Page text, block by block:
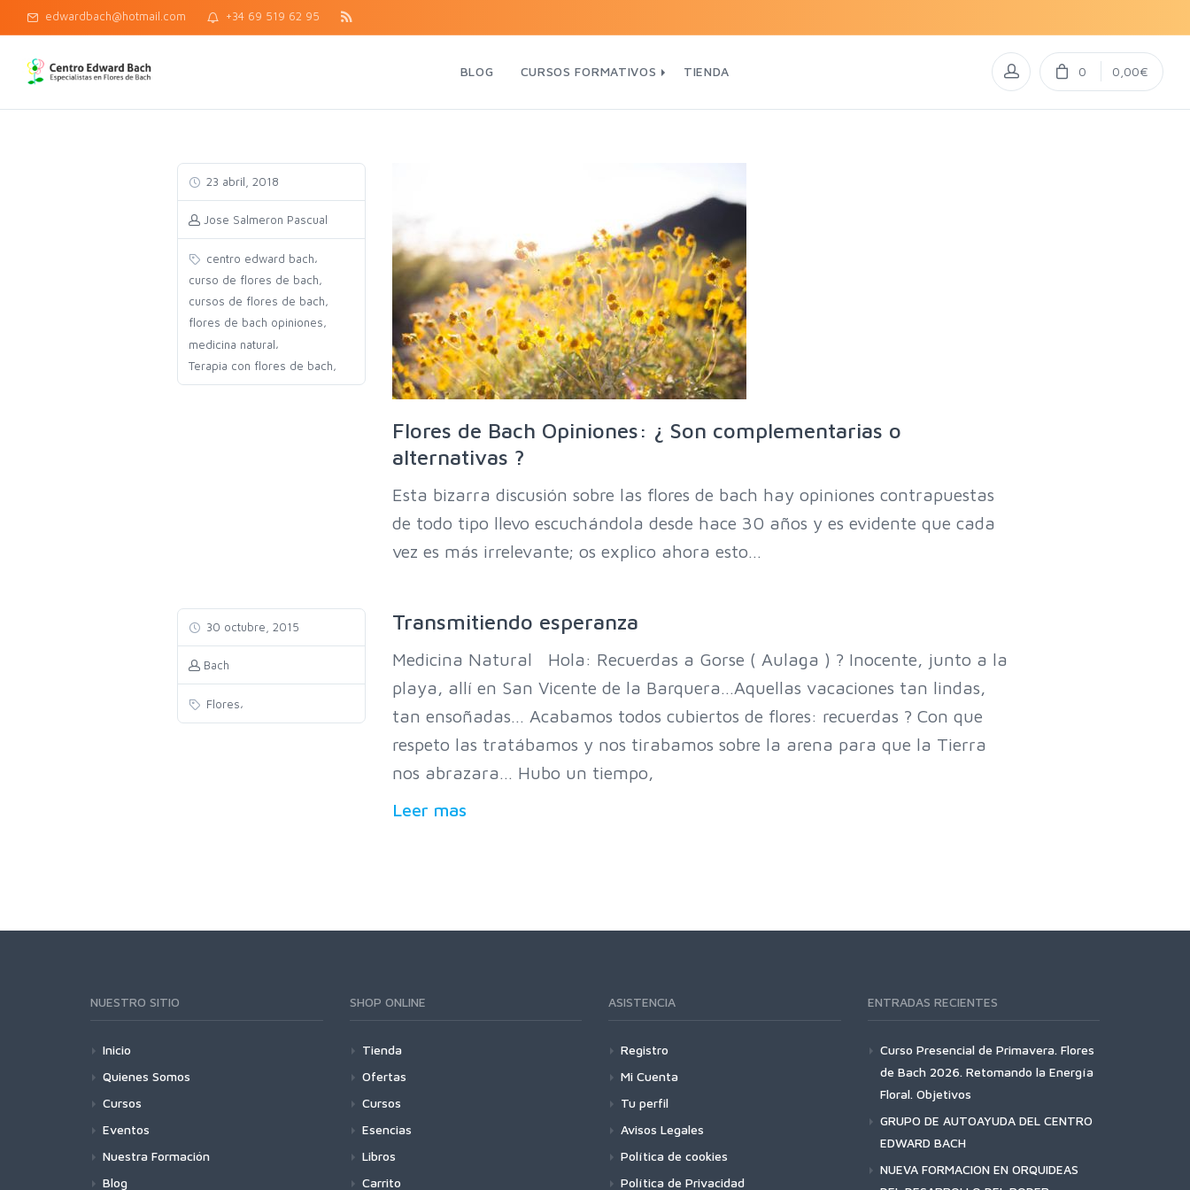
edwardbach@hotmail.com +34 69 519 62 95
BLOG CURSOS FORMATIVOS TIENDA 0 0,00€
23 abril, 2018
Jose Salmeron Pascual
centro edward bach,
curso de flores de bach
cursos de flores de bach
flores de bach opiniones
medicina natural,
Terapia con flores de bach
Flores de Bach Opiniones: ¿ Son complementarias o
alternativas ?
Esta bizarra discusión sobre las flores de bach hay opiniones contrapuestas
de todo tipo llevo escuchándola desde hace 30 años y es evidente que cada
vez es más irrelevante; os explico ahora esto…
30 octubre, 2015
Bach
Flores,
Transmitiendo esperanza
Medicina Natural Hola: Recuerdas a Gorse ( Aulaga ) ? Inocente, junto a la
playa, allí en San Vicente de la Barquera…Aquellas vacaciones tan lindas,
tan ensoñadas… Acabamos todos cubiertos de flores: recuerdas ? Con que
respeto las tratábamos y nos tirabamos sobre la arena para que la Tierra
nos abrazara… Hubo un tiempo,
Leer mas
NUESTRO SITIO
Inicio
Quienes Somos
Cursos
Eventos
Nuestra Formación
Blog
SHOP ONLINE
Tienda
Ofertas
Cursos
Esencias
Libros
Carrito
ASISTENCIA
Registro
Mi Cuenta
Tu perfil
Avisos Legales
Política de cookies
Política de Privacidad
ENTRADAS RECIENTES
Curso Presencial de Primavera. Flores
de Bach 2026. Retomando la Energía
Floral. Objetivos
GRUPO DE AUTOAYUDA DEL CENTRO
EDWARD BACH
NUEVA FORMACION EN ORQUIDEAS